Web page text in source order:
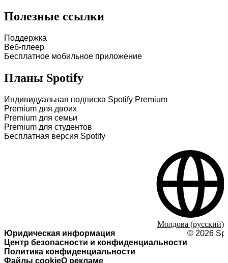
Полезные ссылки
Поддержка
Веб-плеер
Бесплатное мобильное приложение
Планы Spotify
Индивидуальная подписка Spotify Premium
Premium для двоих
Premium для семьи
Premium для студентов
Бесплатная версия Spotify
Юридическая информация
Центр безопасности и конфиденциальности
Политика конфиденциальности
Файлы cookieО рекламе
© 2026
Молдова (русский)